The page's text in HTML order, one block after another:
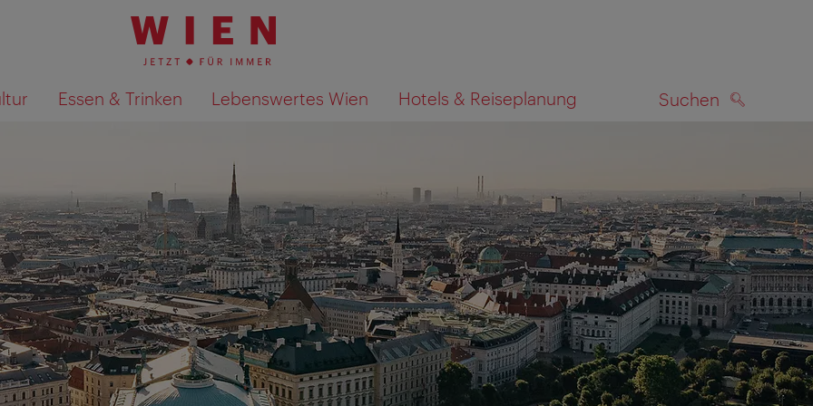
Essen & Trinken Lebenswertes Wien Hotels & Reiseplanung Suchen